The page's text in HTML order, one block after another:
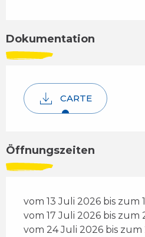
Dokumentation
CARTE
Öffnungszeiten
vom 13 Juli 2026 bis zum
vom 17 Juli 2026 bis zum
vom 24 Juli 2026 bis zum